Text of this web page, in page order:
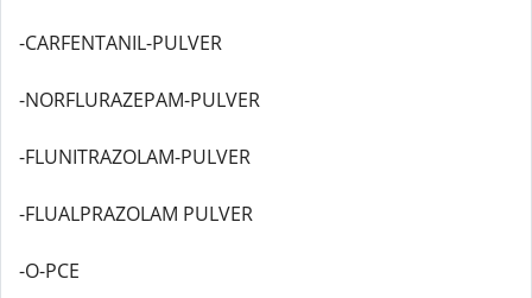
-CARFENTANIL-PULVER
-NORFLURAZEPAM-PULVER
-FLUNITRAZOLAM-PULVER
-FLUALPRAZOLAM PULVER
-O-PCE